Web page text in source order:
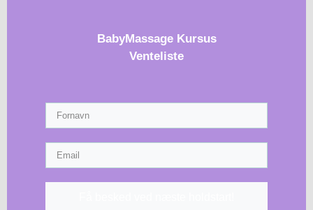
BabyMassage Kursus
Venteliste